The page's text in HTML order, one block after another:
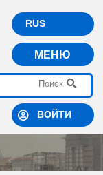
RUS
МЕНЮ
ВОЙТИ